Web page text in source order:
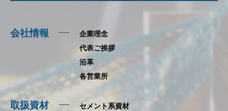
会社情報
企業理念
代表ご挨拶
沿革
各営業所
取扱資材
セメント系資材